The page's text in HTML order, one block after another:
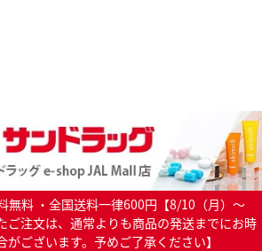
無料 ・全国送料一律600円【8/10（月）～
ご注文は、通常よりも商品の発送までにお時
がございます。予めご了承ください】